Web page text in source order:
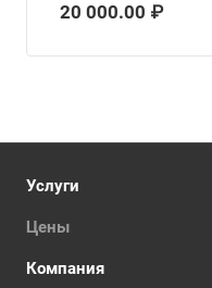
20 000.00 ₽
Услуги
Цены
Компания